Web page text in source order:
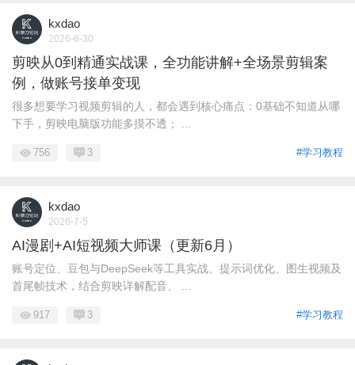
kxdao
2026-6-30
剪映从0到精通实战课，全功能讲解+全场景剪辑案
例，做账号接单变现
很多想要学习视频剪辑的人，都会遇到核心痛点：0基础不知道从哪
下手，剪映电脑版功能多摸不透； ...
#学习教程
756 3
kxdao
2026-7-5
AI漫剧+AI短视频大师课（更新6月）
账号定位、豆包与DeepSeek等工具实战、提示词优化、图生视频及
首尾帧技术，结合剪映详解配音、 ...
#学习教程
917 3